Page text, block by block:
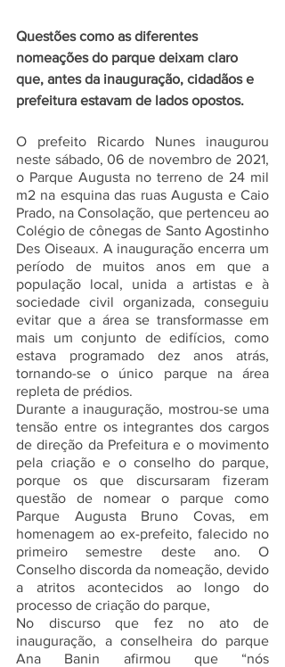
Questões como as diferentes
nomeações do parque deixam claro
que, antes da inauguração, cidadãos e
prefeitura estavam de lados opostos.
O prefeito Ricardo Nunes inaugurou
neste sábado, 06 de novembro de 2021,
o Parque Augusta no terreno de 24 mil
m2 na esquina das ruas Augusta e Caio
Prado, na Consolação, que pertenceu ao
Colégio de cônegas de Santo Agostinho
Des Oiseaux. A inauguração encerra um
período de muitos anos em que a
população local, unida a artistas e à
sociedade civil organizada, conseguiu
evitar que a área se transformasse em
mais um conjunto de edifícios, como
estava programado dez anos atrás,
tornando-se o único parque na área
repleta de prédios.
Durante a inauguração, mostrou-se uma
tensão entre os integrantes dos cargos
de direção da Prefeitura e o movimento
pela criação e o conselho do parque,
porque os que discursaram fizeram
questão de nomear o parque como
Parque Augusta Bruno Covas, em
homenagem ao ex-prefeito, falecido no
primeiro semestre deste ano. O
Conselho discorda da nomeação, devido
a atritos acontecidos ao longo do
processo de criação do parque,
No discurso que fez no ato de
inauguração, a conselheira do parque
Ana Banin afirmou que “nós